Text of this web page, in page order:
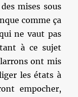
mises sous
comme ça
ne vaut pas
à ce sujet
ont mis
les états à
empocher,